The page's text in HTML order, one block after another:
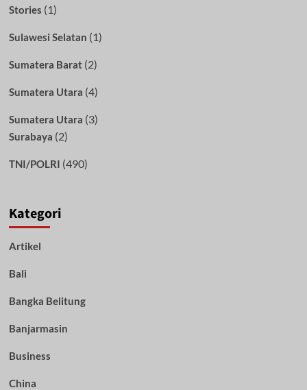
Stories (1)
Sulawesi Selatan (1)
Sumatera Barat(2)
Sumatera Utara (4)
Sumatera Utara (3)
Surabaya (2)
TNI/POLRI (490)
Kategori
Artikel
Bali
Bangka Belitung
Banjarmasin
Business
China